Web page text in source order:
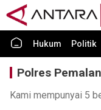
Hukum Politik
Polres
Kami mempunyai 5